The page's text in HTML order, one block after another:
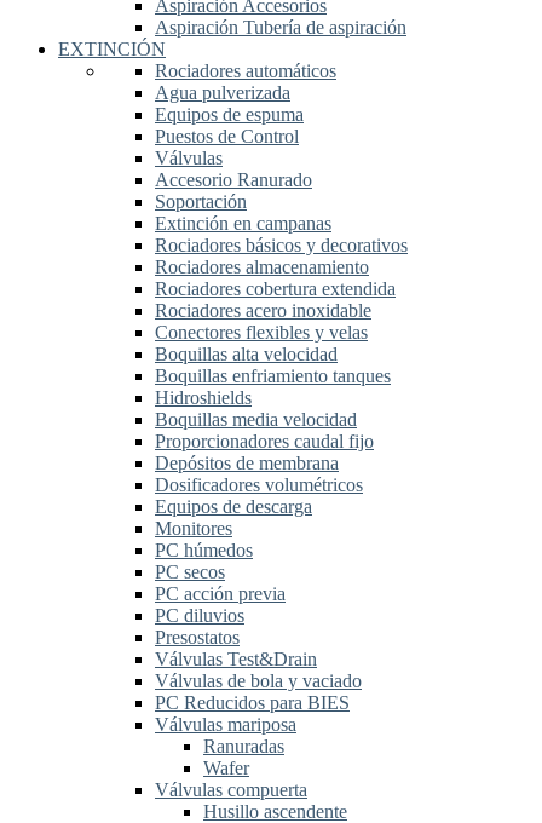
Aspiración Accesorios
Aspiración Tubería de aspiración
EXTINCIÓN
Rociadores automáticos
Agua pulverizada
Equipos de espuma
Puestos de Control
Válvulas
Accesorio Ranurado
Soportación
Extinción en campanas
Rociadores básicos y decorativos
Rociadores almacenamiento
Rociadores cobertura extendida
Rociadores acero inoxidable
Conectores flexibles y velas
Boquillas alta velocidad
Boquillas enfriamiento tanques
Hidroshields
Boquillas media velocidad
Proporcionadores caudal fijo
Depósitos de membrana
Dosificadores volumétricos
Equipos de descarga
Monitores
PC húmedos
PC secos
PC acción previa
PC diluvios
Presostatos
Válvulas Test&Drain
Válvulas de bola y vaciado
PC Reducidos para BIES
Válvulas mariposa
Ranuradas
Wafer
Válvulas compuerta
Husillo ascendente